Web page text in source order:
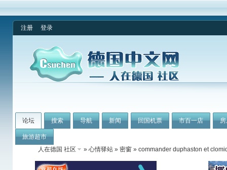
注册 登录
论坛 搜索 导航 新闻 回国机票 市百一店
旅游超市
人在德国 社区
» 心情驿站 » 密窗 » commander duphaston et